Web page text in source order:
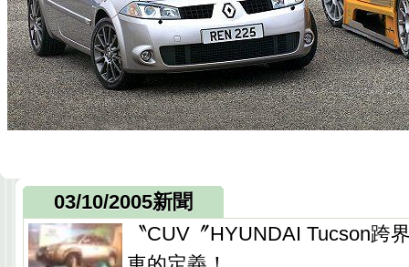
03/10/2005新聞
〝CUV〞HYUNDAI Tucson跨